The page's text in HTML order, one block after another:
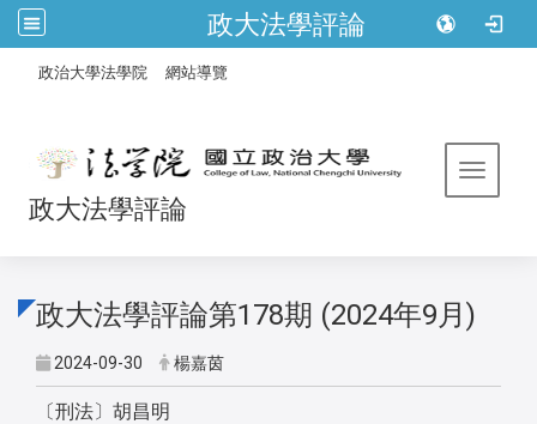
政大法學評論
政治大學法學院 網站導覽
Toggle
政大法學評論
政大法學評論第178期 (2024年9月)
2024-09-30 楊嘉茵
〔刑法〕胡昌明